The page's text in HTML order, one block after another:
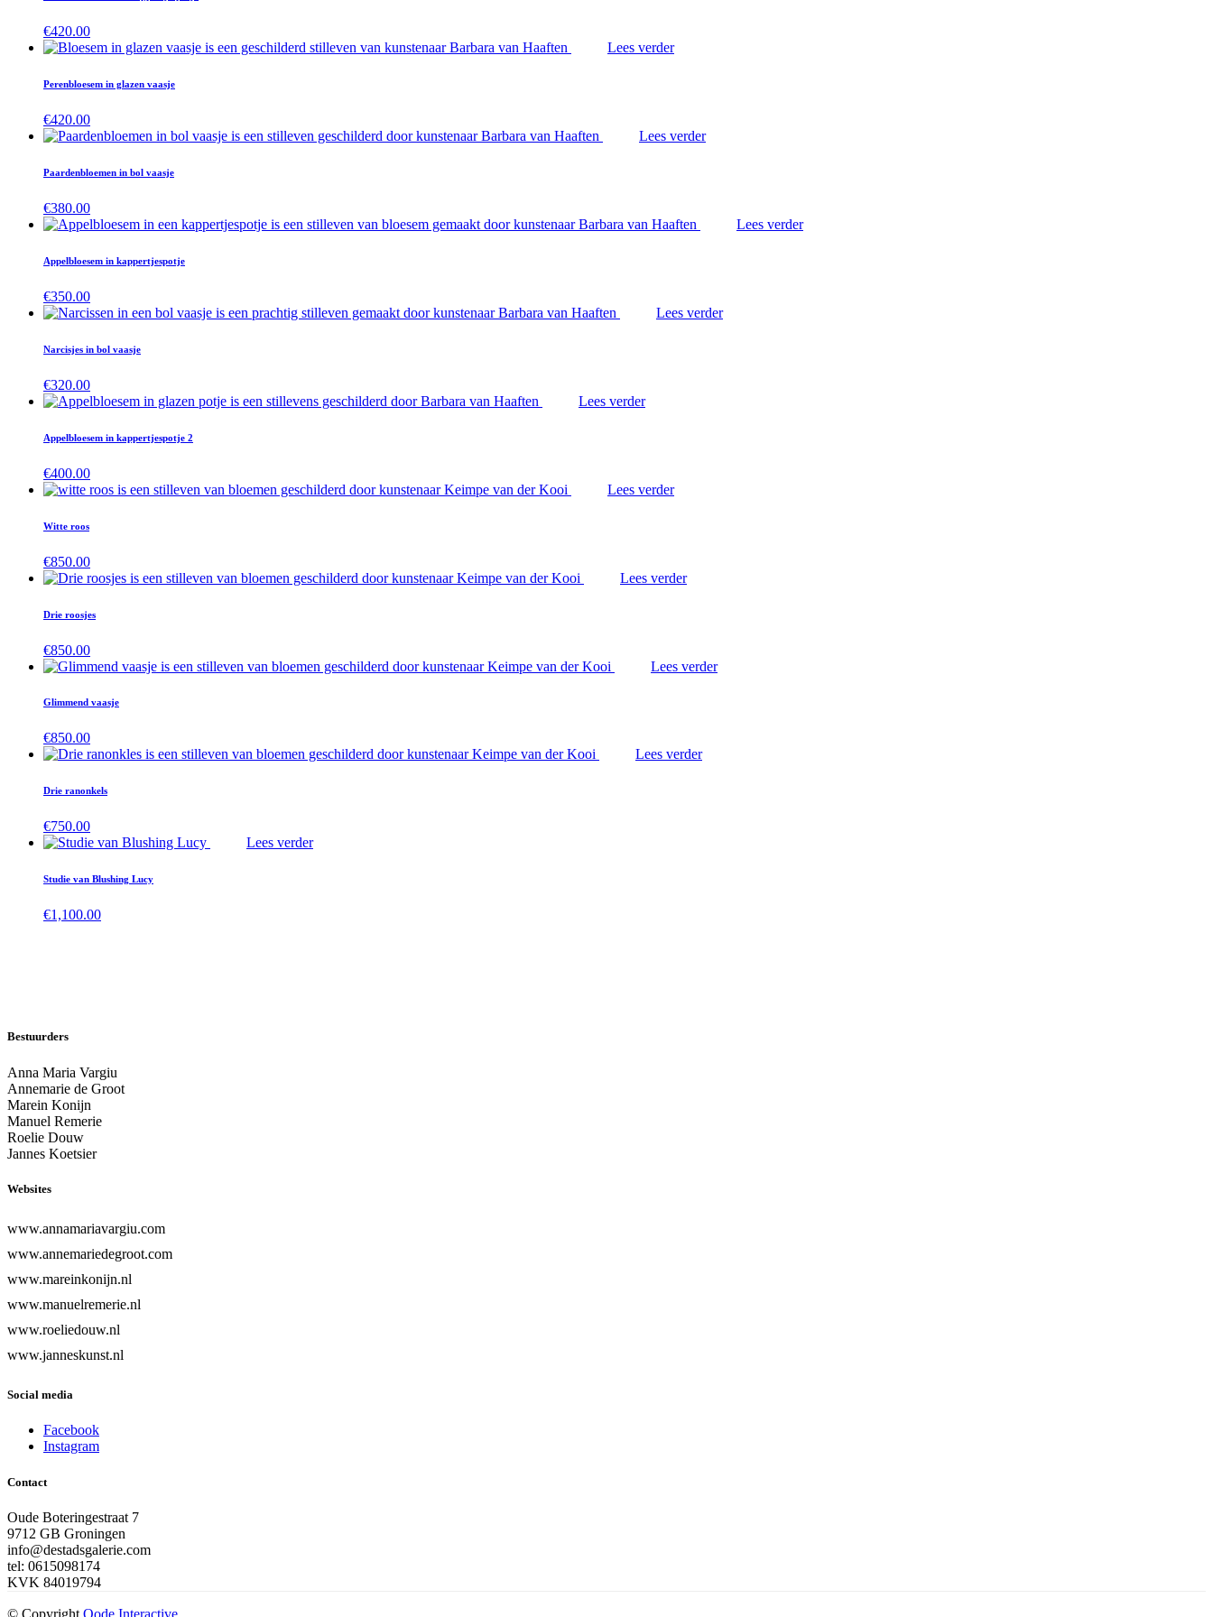
€420.00
Lees verder
Perenbloesem in glazen vaasje
€420.00
Lees verder
Paardenbloemen in bol vaasje
€380.00
Lees verder
Appelbloesem in kappertjespotje
€350.00
Lees verder
Narcisjes in bol vaasje
€320.00
Lees verder
Appelbloesem in kappertjespotje 2
€400.00
Lees verder
Witte roos
€850.00
Lees verder
Drie roosjes
€850.00
Lees verder
Glimmend vaasje
€850.00
Lees verder
Drie ranonkels
€750.00
Lees verder
Studie van Blushing Lucy
€1,100.00
Bestuurders
Anna Maria Vargiu
Annemarie de Groot
Marein Konijn
Manuel Remerie
Roelie Douw
Jannes Koetsier
Websites
www.annamariavargiu.com
www.annemariedegroot.com
www.mareinkonijn.nl
www.manuelremerie.nl
www.roeliedouw.nl
www.janneskunst.nl
Social media
Facebook
Instagram
Contact
Oude Boteringestraat 7
9712 GB Groningen
info@destadsgalerie.com
tel: 0615098174
KVK 84019794
© Copyright Qode Interactive